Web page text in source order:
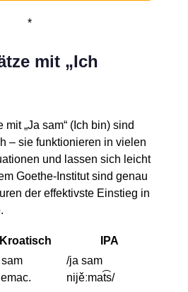
*
mit „Ich
„Ja sam“ (Ich bin) sind
– sie funktionieren in vielen
und lassen sich leicht
Goethe-Institut sind genau
der effektivste Einstieg in
Kroatisch
IPA
/ja sam
nijěːmat͡s/